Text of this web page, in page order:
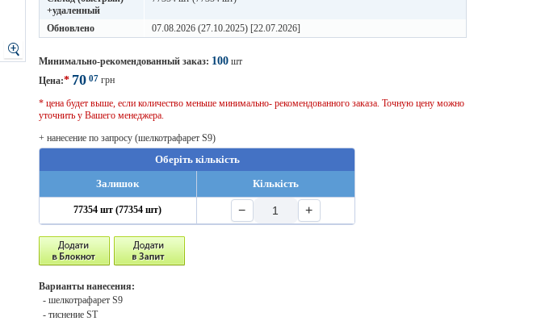
+удаленный
Обновлено 07.08.2026 (27.10.2025) [22.07.2026]
Минимально-рекомендованный заказ: 100 шт
Цена:* 70 07 грн
* цена будет выше, если количество меньше минимально- рекомендованного заказа. Точную цену можно
уточнить у Вашего менеджера.
+ нанесение по запросу (шелкотрафарет S9)
Оберіть кількість
Залишок
Кількість
77354 шт (77354 шт) − +
Варианты нанесения:
- шелкотрафарет S9
- тиснение ST